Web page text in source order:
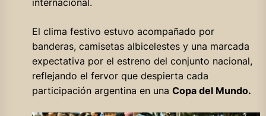
El clima festivo estuvo acompañado por
banderas, camisetas albicelestes y una marcada
expectativa por el estreno del conjunto nacional,
reflejando el fervor que despierta cada
participación argentina en una Copa del Mundo.